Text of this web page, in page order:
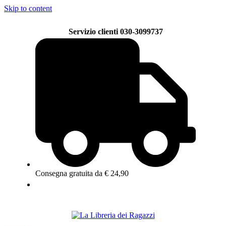
Skip to content
Servizio clienti 030-3099737
Consegna gratuita da € 24,90